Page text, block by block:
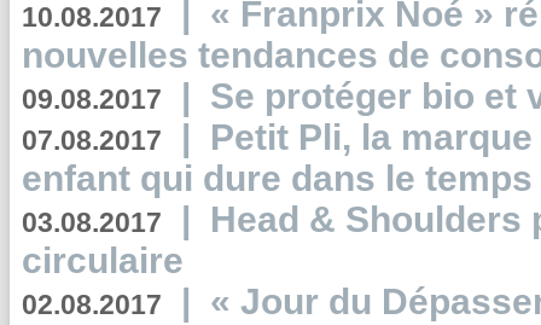
10.08.2017 | « Franprix Noé »
nouvelles tendances de
09.08.2017 | Se protéger bio et
07.08.2017 | Petit Pli, la
enfant qui dure dans le temps
03.08.2017 | Head & Shoulders
circulaire
02.08.2017 | « Jour du